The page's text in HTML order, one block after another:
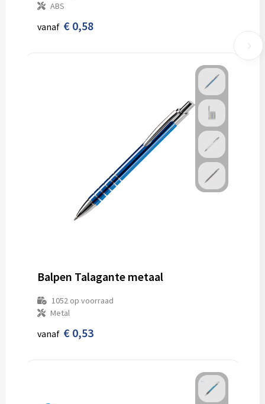
ABS
vanaf € 0,58
Balpen Talagante metaal
1052op voorraad
Metal
vanaf € 0,53